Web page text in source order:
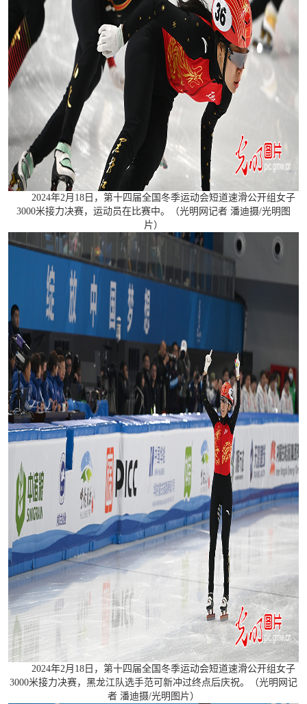
2024年2月18日，第十四届全国冬季运动会短道速滑公开组女子
3000米接力决赛，运动员在比赛中。（光明网记者 潘迪摄/光明图
片）
2024年2月18日，第十四届全国冬季运动会短道速滑公开组女子
3000米接力决赛，黑龙江队选手范可新冲过终点后庆祝。（光明网记
者 潘迪摄/光明图片）